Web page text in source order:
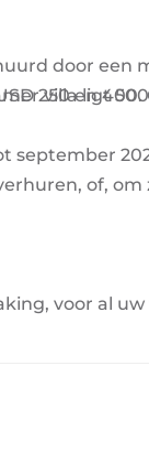
villa ligt
door een
250 en
of, om
voor al uw